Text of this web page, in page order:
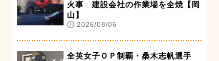
火事 建設会社の作業場を全焼【岡
山】
2026/08/06
全英女子ＯＰ制覇・桑木志帆選手